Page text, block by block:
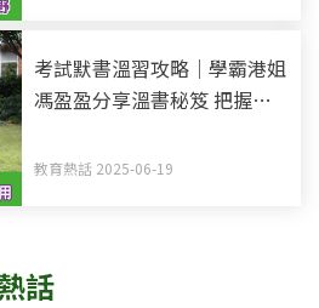
考試默書溫習攻略｜學霸港姐
馮盈盈分享溫書秘笈 把握黃
不等於有用
教育熱話 2025-06-19
話